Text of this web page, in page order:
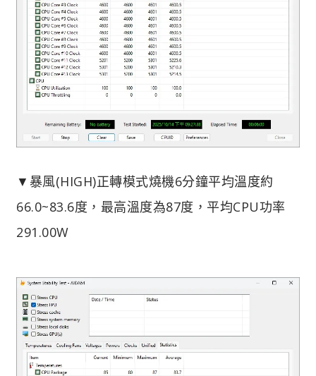
▼暴風(HIGH)正轉模式燒機6分鐘平均溫度約
66.0~83.6度，最高溫度為87度，平均CPU功率
291.00W